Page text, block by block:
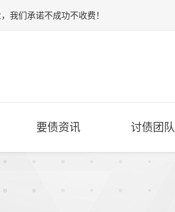
我们承诺不成功不收费！
要债资讯 讨债团队